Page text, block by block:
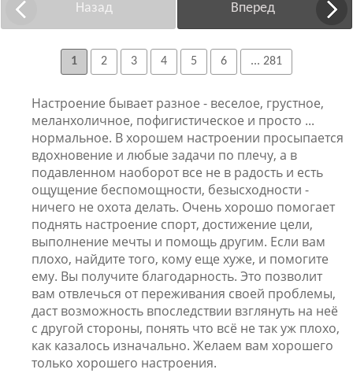
Назад Вперед
1 2 3 4 5 6 ... 281
Настроение бывает разное - веселое, грустное,
меланхоличное, пофигистическое и просто ...
нормальное. В хорошем настроении просыпается
вдохновение и любые задачи по плечу, а в
подавленном наоборот все не в радость и есть
ощущение беспомощности, безысходности -
ничего не охота делать. Очень хорошо помогает
поднять настроение спорт, достижение цели,
выполнение мечты и помощь другим. Если вам
плохо, найдите того, кому еще хуже, и помогите
ему. Вы получите благодарность. Это позволит
вам отвлечься от переживания своей проблемы,
даст возможность впоследствии взглянуть на неё
с другой стороны, понять что всё не так уж плохо,
как казалось изначально. Желаем вам хорошего
только хорошего настроения.